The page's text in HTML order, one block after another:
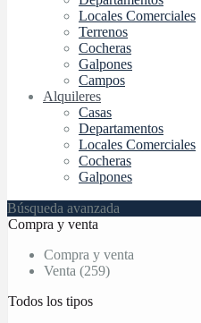
Locales Comerciales
Terrenos
Cocheras
Galpones
Campos
Alquileres
Casas
Departamentos
Locales Comerciales
Cocheras
Galpones
Búsqueda avanzada
Compra y venta
Compra y venta
Venta (259)
Todos los tipos